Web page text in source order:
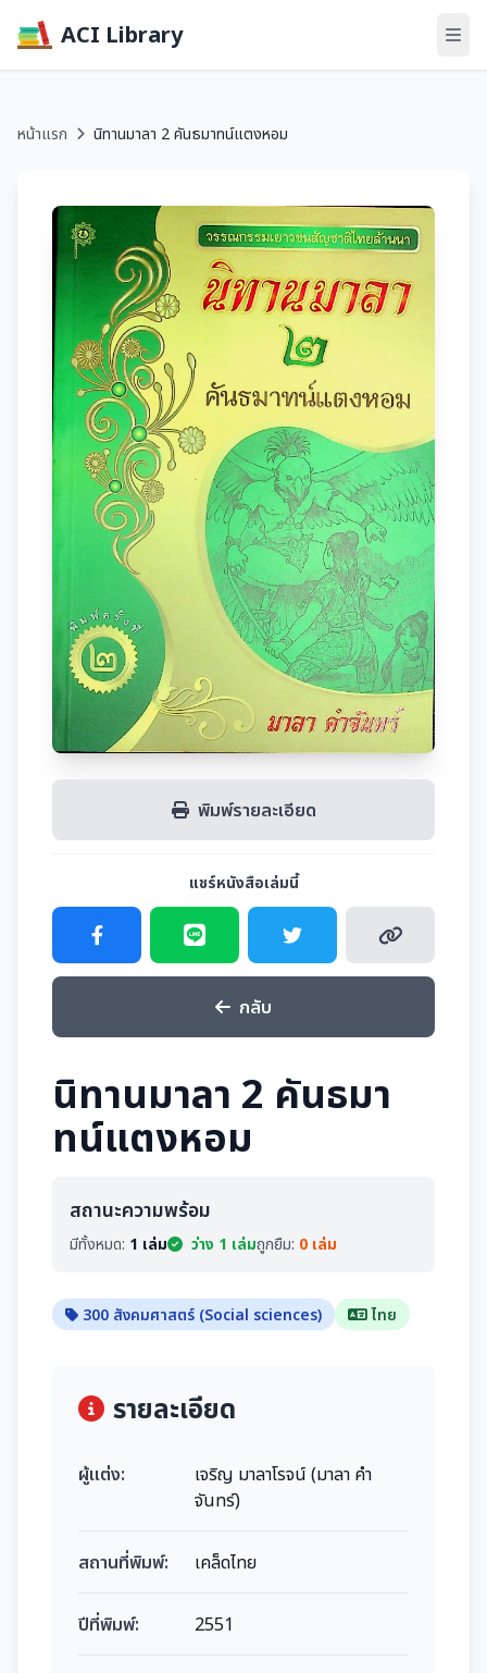
ACI Library
หน้าแรก นิทานมาลา 2 คันธมาทน์แตงหอม
พิมพ์รายละเอียด
แชร์หนังสือเล่มนี้
กลับ
นิทานมาลา 2 คันธมา
ทน์แตงหอม
สถานะความพร้อม
มีทั้งหมด: 1 เล่ม ว่าง 1 เล่มถูกยืม: 0 เล่ม
300 สังคมศาสตร์ (Social sciences) ไทย
รายละเอียด
ผู้แต่ง:
เจริญ มาลาโรจน์ (มาลา คำ
จันทร์)
สถานที่พิมพ์: เคล็ดไทย
ปีที่พิมพ์: 2551